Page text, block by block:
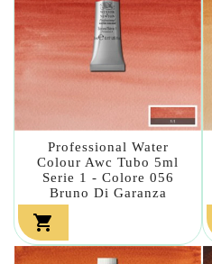
Professional Water
Colour Awc Tubo 5ml
Serie 1 - Colore 056
Bruno Di Garanza
